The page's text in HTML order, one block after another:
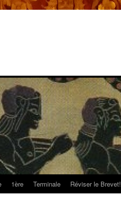
1ère Terminale Réviser le Brevet!